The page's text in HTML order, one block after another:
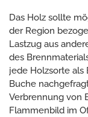
Das Holz sollte
der Region
Lastzug aus
des
jede Holzsorte
Buche
Verbrennung von
Flammenbild im